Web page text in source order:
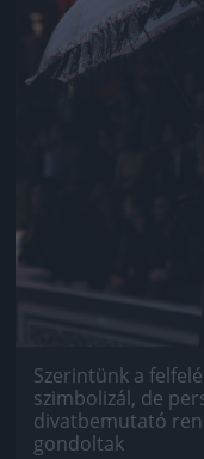
Szerintünk a
szimbolizál, de
divatbemutató
gondoltak